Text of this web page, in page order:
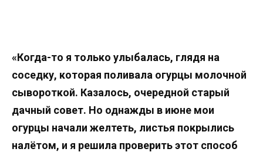
«Когда-то я только улыбалась, глядя на
соседку, которая поливала огурцы молочной
сывороткой. Казалось, очередной старый
дачный совет. Но однажды в июне мои
огурцы начали желтеть, листья покрылись
налётом, и я решила проверить этот способ